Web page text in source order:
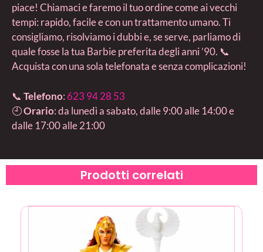
piace! Chiamaci e faremo il tuo ordine come ai vecchi
tempi: rapido, facile e con un trattamento umano. Ti
consigliamo, risolviamo i dubbi e, se serve, parliamo di
quale fosse la tua Barbie preferita degli anni ’90. 📞
Acquista con una sola telefonata e senza complicazioni!
📞 Telefono: 623 94 28 53
🕘Orario: da lunedì a sabato, dalle 9:00 alle 14:00 e
dalle 17:00 alle 21:00
Prodotti correlati